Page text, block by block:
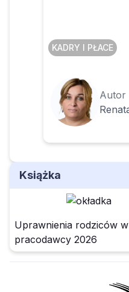
KADRY I PŁACE
Autor
Książka
Uprawnienia rodziców
pracodawcy 2026